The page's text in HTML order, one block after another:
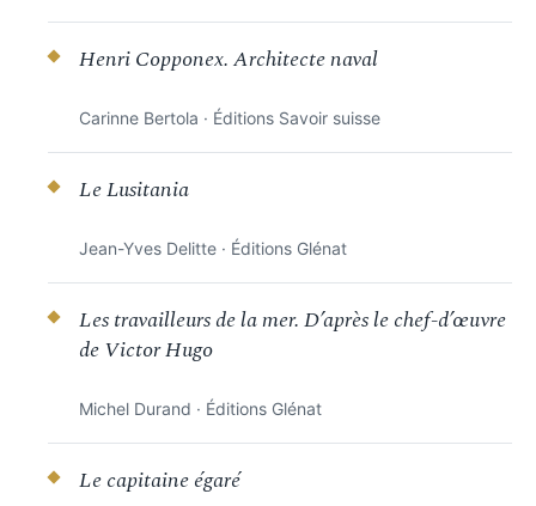
Henri Copponex. Architecte naval
Carinne Bertola · Éditions Savoir suisse
Le Lusitania
Jean-Yves Delitte · Éditions Glénat
Les travailleurs de la mer. D’après le chef-d’œuvre
de Victor Hugo
Michel Durand · Éditions Glénat
Le capitaine égaré